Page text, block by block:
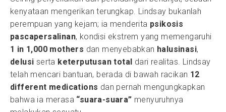
kenyataan mengerikan terungkap. Lindsay bukanlah
perempuan yang kejam; ia menderita psikosis
pascapersalinan, kondisi ekstrem yang memengaruhi
1 in 1,000 mothers dan menyebabkan halusinasi,
delusi serta keterputusan total dari realitas. Lindsay
telah mencari bantuan, berada di bawah racikan 12
different medications dan pernah mengungkapkan
bahwa ia merasa “suara-suara” menyuruhnya